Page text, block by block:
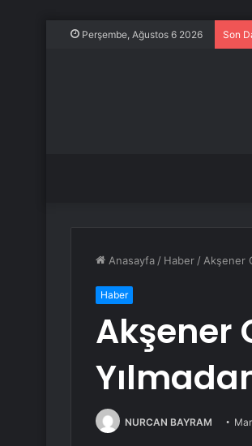
Perşembe, Ağustos 6 2026 Son
Anasayfa / Haber / Akşener
Haber
Akşener
NURCAN BAYRAM